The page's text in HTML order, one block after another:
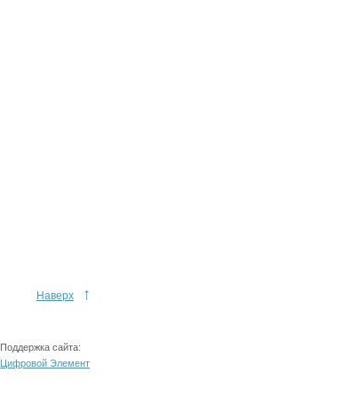
Наверх ↑
Поддержка сайта:
Цифровой Элемент